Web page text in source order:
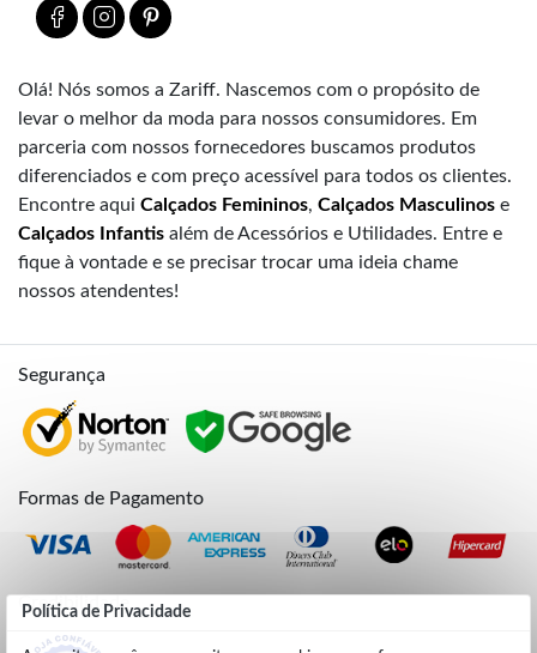
Política de Privacidade
Olá! Nós somos a Zariff. Nascemos com o propósito de
levar o melhor da moda para nossos consumidores. Em
parceria com nossos fornecedores buscamos produtos
diferenciados e com preço acessível para todos os clientes.
Encontre aqui Calçados Femininos, Calçados Masculinos e
Calçados Infantis além de Acessórios e Utilidades. Entre e
fique à vontade e se precisar trocar uma ideia chame
nossos atendentes!
Segurança
Formas de Pagamento
Credibilidade